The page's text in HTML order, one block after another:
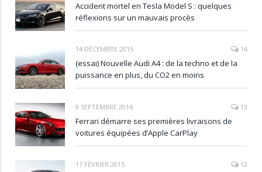
Accident mortel en Tesla Model S : quelques
réflexions sur un mauvais procès
14 DÉCEMBRE 2015 16
(essai) Nouvelle Audi A4 : de la techno et de la
puissance en plus, du CO2 en moins
9 SEPTEMBRE 2014 13
Ferrari démarre ses premières livraisons de
voitures équipées d’Apple CarPlay
17 FÉVRIER 2015 12